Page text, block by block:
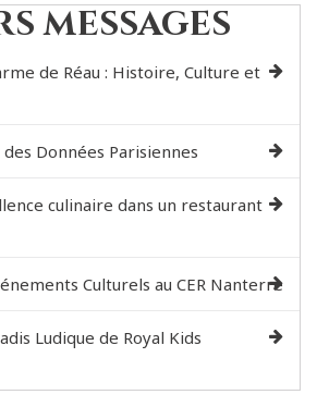
messages
de Réau : Histoire, Culture et
des Données Parisiennes
culinaire dans un restaurant
Culturels au CER Nanterre
Ludique de Royal Kids